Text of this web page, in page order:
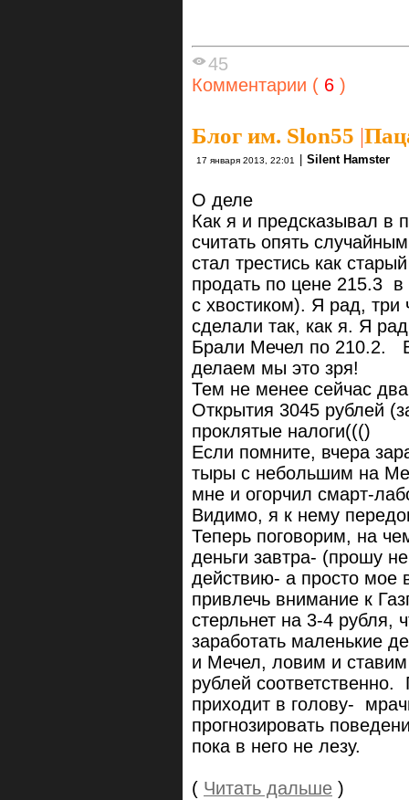
45
Комментарии ( 6 )
Блог им. Slon55 |
17 января 2013, 22:01 Silent Hamster
О деле
Как я и предсказывал в
считать опять
стал трестись как
продать по цене 215.3 в
с хвостиком). Я рад, три
сделали так, как я. Я
Брали Мечел по 210.2.
делаем мы это зря!
Тем не менее сейчас
Открытия 3045 рублей
проклятые налоги((()
Если помните, вчера
тыры с небольшим на
мне и огорчил смарт-
Видимо, я к нему
Теперь поговорим, на
деньги завтра- (прошу
действию- а просто мое
привлечь внимание к
стерльнет на 3-4
заработать маленькие
и Мечел, ловим и
рублей
приходит в голову-
прогнозировать
пока в него не лезу.
( Читать дальше )